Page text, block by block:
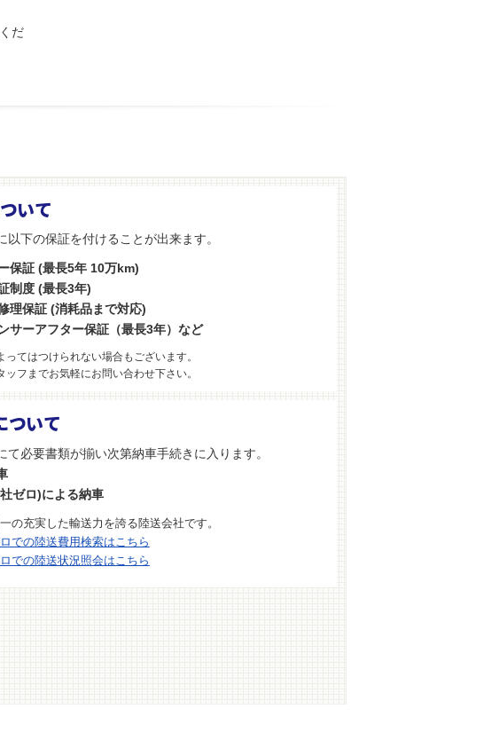
だ
いて
以下の保証を付けることが出来ます。
保証 (最長5年 10万km)
制度 (最長3年)
理保証 (消耗品まで対応)
サーアフター保証（最長3年）など
てはつけられない場合もございます。
ッフまでお気軽にお問い合わせ下さい。
ついて
て必要書類が揃い次第納車手続きに入ります。
ゼロ)による納車
の充実した輸送力を誇る陸送会社です。
での陸送費用検索はこちら
での陸送状況照会はこちら